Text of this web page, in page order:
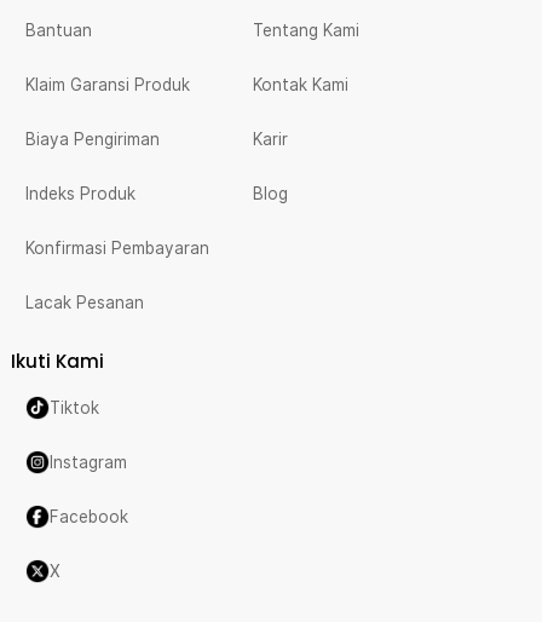
Bantuan
Klaim Garansi Produk
Biaya Pengiriman
Indeks Produk
Konfirmasi Pembayaran
Lacak Pesanan
Tentang Kami
Kontak Kami
Karir
Blog
Ikuti Kami
Tiktok
Instagram
Facebook
X